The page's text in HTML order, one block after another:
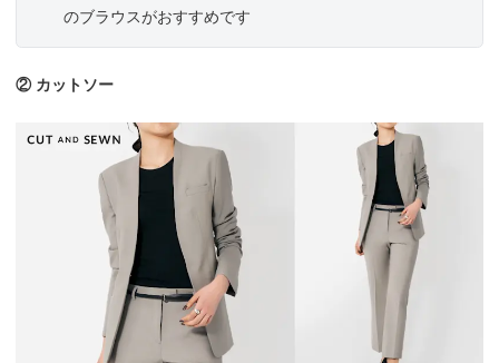
のブラウスがおすすめです
② カットソー